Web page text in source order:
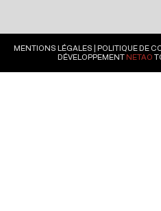
MENTIONS LÉGALES POLITIQUE DE
DÉVELOPPEMENT NETAO